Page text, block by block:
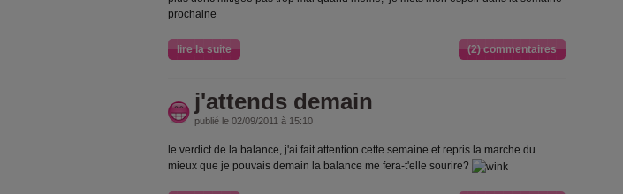
prochaine
lire la suite (2) commentaires
j'attends demain
publié le 02/09/2011 à 15:10
le verdict de la balance, j'ai fait attention cette semaine et repris la marche du
mieux que je pouvais demain la balance me fera-t'elle sourire?